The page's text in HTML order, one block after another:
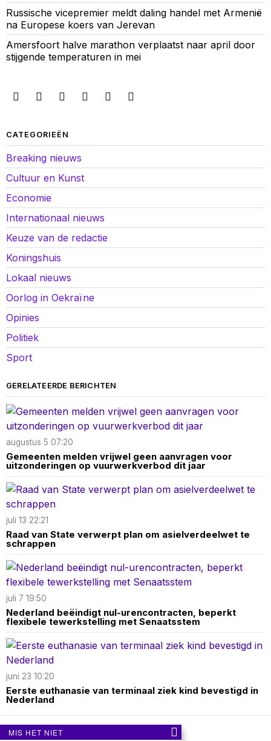
Russische vicepremier meldt daling handel met Armenië
na Europese koers van Jerevan
Amersfoort halve marathon verplaatst naar april door
stijgende temperaturen in mei
CATEGORIEËN
Breaking nieuws
Cultuur en Kunst
Economie
Internationaal nieuws
Keuze van de redactie
Koningshuis
Lokaal nieuws
Oorlog in Oekraïne
Opinies
Politiek
Sport
GERELATEERDE BERICHTEN
augustus 5 07:20
Gemeenten melden vrijwel geen aanvragen voor
uitzonderingen op vuurwerkverbod dit jaar
juli 13 22:21
Raad van State verwerpt plan om asielverdeelwet te
schrappen
juli 7 19:50
Nederland beëindigt nul-urencontracten, beperkt
flexibele tewerkstelling met Senaatsstem
juni 23 10:20
Eerste euthanasie van terminaal ziek kind bevestigd in
Nederland
MIS HET NIET